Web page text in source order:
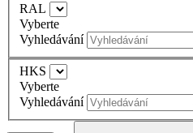
RAL
Vyberte
Vyhledávání
HKS
Vyberte
Vyhledávání